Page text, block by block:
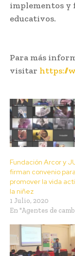
implementos y
educativos.
Para más
visitar https://
Fundación Arcor y
firman convenio para
promover la vida
la niñez
1 Julio, 2020
En "Agentes de